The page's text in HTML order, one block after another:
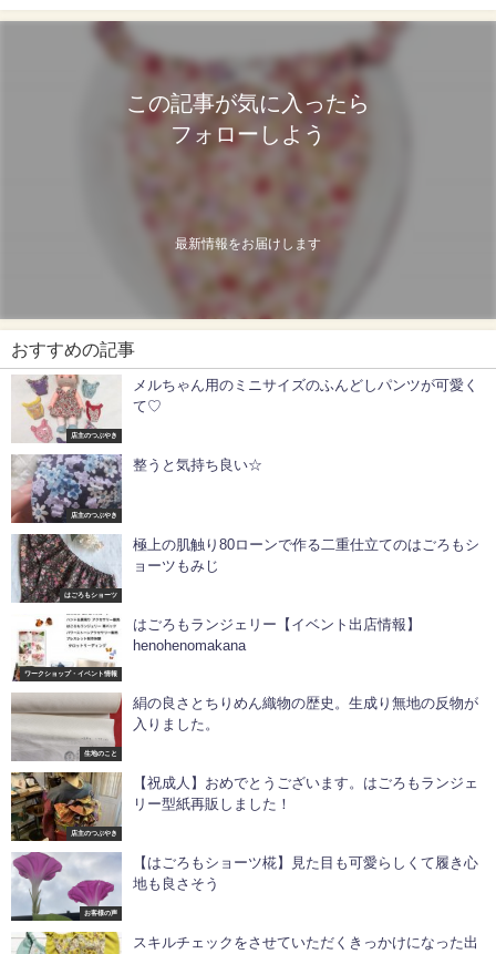
この記事が気に入ったら
フォローしよう
最新情報をお届けします
おすすめの記事
店主のつぶやき
メルちゃん用のミニサイズのふんどしパンツが可愛く
て♡
店主のつぶやき
整うと気持ち良い☆
はごろもショーツ
極上の肌触り80ローンで作る二重仕立てのはごろもシ
ョーツもみじ
ワークショップ・イベント情報
はごろもランジェリー【イベント出店情報】
henohenomakana
生地のこと
絹の良さとちりめん織物の歴史。生成り無地の反物が
入りました。
店主のつぶやき
【祝成人】おめでとうございます。はごろもランジェ
リー型紙再販しました！
お客様の声
【はごろもショーツ椛】見た目も可愛らしくて履き心
地も良さそう
スキルチェックをさせていただくきっかけになった出